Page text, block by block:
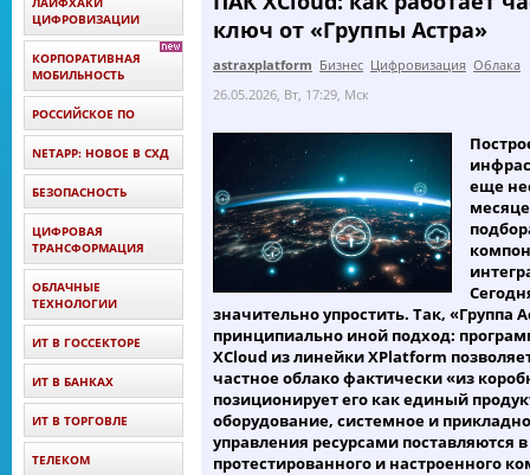
ключ от «Группы Астра»
astraxplatform Бизнес Цифровизация Облака
26.05.2026, Вт, 17:29, Мск
еще
значительно упростить. Так, «Группа
принципиально иной подход:
XCloud из линейки XPlatform
частное облако фактически «из
позиционирует его как единый
оборудование, системное и
управления ресурсами поставляются
протестированного и настроенного
ЦИФРОВИЗАЦИИ
КОРПОРАТИВНАЯ
МОБИЛЬНОСТЬ
РОССИЙСКОЕ ПО
NETAPP: НОВОЕ В СХД
БЕЗОПАСНОСТЬ
ЦИФРОВАЯ
ТРАНСФОРМАЦИЯ
ОБЛАЧНЫЕ
ТЕХНОЛОГИИ
ИТ В ГОССЕКТОРЕ
ИТ В БАНКАХ
ИТ В ТОРГОВЛЕ
ТЕЛЕКОМ